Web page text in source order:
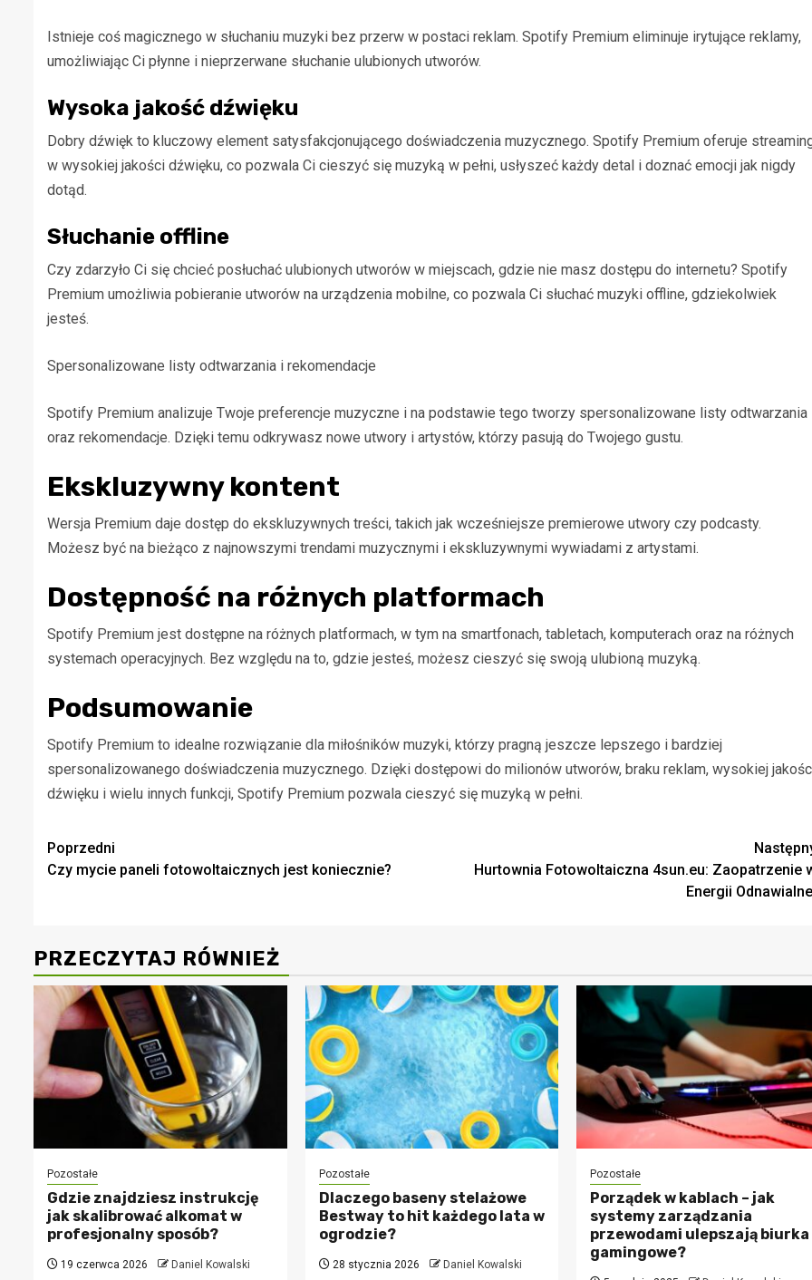
Istnieje coś magicznego w słuchaniu muzyki bez przerw w postaci reklam. Spotify Premium eliminuje irytujące reklamy,
umożliwiając Ci płynne i nieprzerwane słuchanie ulubionych utworów.
Wysoka jakość dźwięku
Dobry dźwięk to kluczowy element satysfakcjonującego doświadczenia muzycznego. Spotify Premium oferuje
w wysokiej jakości dźwięku, co pozwala Ci cieszyć się muzyką w pełni, usłyszeć każdy detal i doznać emocji jak nigdy
dotąd.
Słuchanie offline
Czy zdarzyło Ci się chcieć posłuchać ulubionych utworów w miejscach, gdzie nie masz dostępu do internetu? Spotify
Premium umożliwia pobieranie utworów na urządzenia mobilne, co pozwala Ci słuchać muzyki offline, gdziekolwiek
jesteś.
Spersonalizowane listy odtwarzania i rekomendacje
Spotify Premium analizuje Twoje preferencje muzyczne i na podstawie tego tworzy spersonalizowane listy odtwarzania
oraz rekomendacje. Dzięki temu odkrywasz nowe utwory i artystów, którzy pasują do Twojego gustu.
Ekskluzywny kontent
Wersja Premium daje dostęp do ekskluzywnych treści, takich jak wcześniejsze premierowe utwory czy podcasty.
Możesz być na bieżąco z najnowszymi trendami muzycznymi i ekskluzywnymi wywiadami z artystami.
Dostępność na różnych platformach
Spotify Premium jest dostępne na różnych platformach, w tym na smartfonach, tabletach, komputerach oraz na różnych
systemach operacyjnych. Bez względu na to, gdzie jesteś, możesz cieszyć się swoją ulubioną muzyką.
Podsumowanie
Spotify Premium to idealne rozwiązanie dla miłośników muzyki, którzy pragną jeszcze lepszego i bardziej
spersonalizowanego doświadczenia muzycznego. Dzięki dostępowi do milionów utworów, braku reklam, wysokiej
dźwięku i wielu innych funkcji, Spotify Premium pozwala cieszyć się muzyką w pełni.
Zobacz
wpisy
Poprzedni
Czy mycie paneli fotowoltaicznych jest koniecznie?
Hurtownia Fotowoltaiczna 4sun.eu: Zaopatrzenie
Energii
PRZECZYTAJ RÓWNIEŻ
Pozostałe
Gdzie znajdziesz instrukcję
jak skalibrować alkomat w
profesjonalny sposób?
19 czerwca 2026 Daniel Kowalski
Pozostałe
Dlaczego baseny stelażowe
Bestway to hit każdego lata w
ogrodzie?
28 stycznia 2026 Daniel Kowalski
Pozostałe
Porządek w kablach – jak
systemy zarządzania
przewodami ulepszają biurka
gamingowe?